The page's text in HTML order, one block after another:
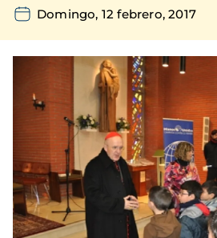
Domingo, 12 febrero, 2017